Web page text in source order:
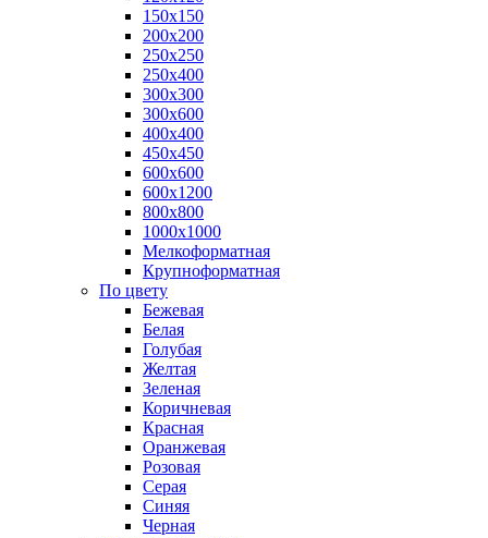
150х150
200х200
250х250
250х400
300х300
300х600
400х400
450х450
600х600
600х1200
800х800
1000х1000
Мелкоформатная
Крупноформатная
По цвету
Бежевая
Белая
Голубая
Желтая
Зеленая
Коричневая
Красная
Оранжевая
Розовая
Серая
Синяя
Черная